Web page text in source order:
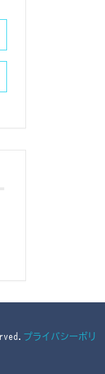
プライバシーポリ